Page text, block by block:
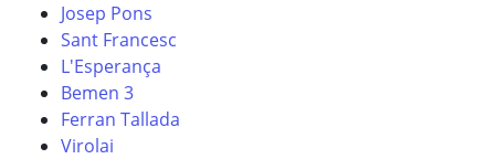
Josep Pons
Sant Francesc
L'Esperança
Bemen 3
Ferran Tallada
Virolai